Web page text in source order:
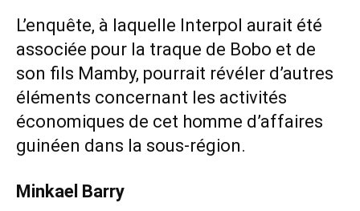
L’enquête, à laquelle Interpol aurait été
associée pour la traque de Bobo et de
son fils Mamby, pourrait révéler d’autres
éléments concernant les activités
économiques de cet homme d’affaires
guinéen dans la sous-région.
Minkael Barry